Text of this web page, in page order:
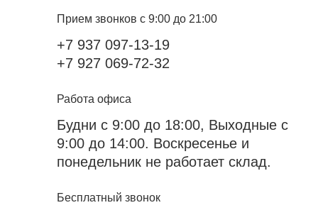
Прием звонков с 9:00 до 21:00
+7 937 097-13-19
+7 927 069-72-32
Работа офиса
Будни с 9:00 до 18:00, Выходные с
9:00 до 14:00. Воскресенье и
понедельник не работает склад.
Бесплатный звонок